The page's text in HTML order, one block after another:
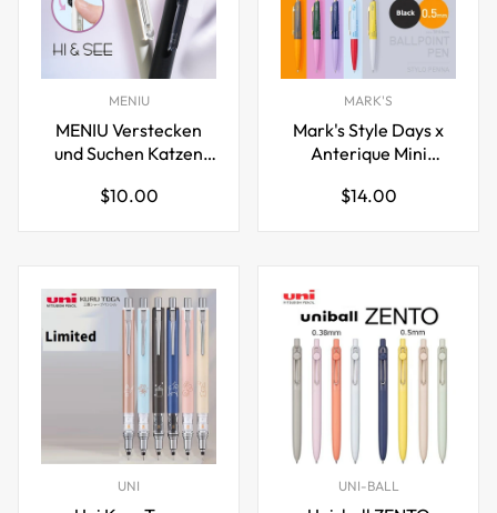
MENIU
MENIU Verstecken
und Suchen Katzen
Pack mit 4 schwarzen
Regulärer
$10.00
MARK'S
Mark's Style Days x
Anterique Mini
Regulärer
$14.00
UNI UNI-BALL